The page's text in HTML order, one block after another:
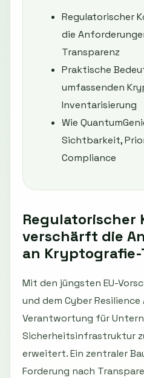
Regulatorischer
die
Transparenz
Praktische
umfassenden
Inventarisierung
Wie
Sichtbarkeit,
Compliance
Regulatorischer
verschärft die
an Kryptografie-
Mit den jüngsten EU-
und dem Cyber
Verantwortung für
Sicherheitsinfrastruktur
erweitert. Ein zentraler
Forderung nach